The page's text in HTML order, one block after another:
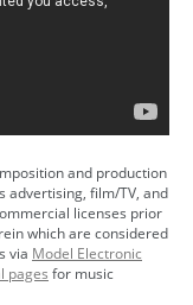
and production
advertising, film/TV, and
licenses prior
which are considered
via Model Electronic
pages for music